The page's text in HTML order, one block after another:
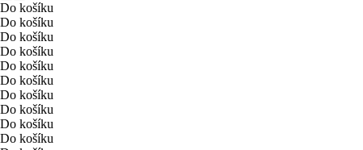
Do košíku
Do košíku
Do košíku
Do košíku
Do košíku
Do košíku
Do košíku
Do košíku
Do košíku
Do košíku